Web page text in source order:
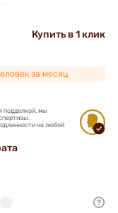
Купить в 1 клик
за месяц
подделкой, мы
на любой